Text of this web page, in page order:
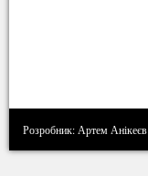
Розробник: Артем Анікеєв